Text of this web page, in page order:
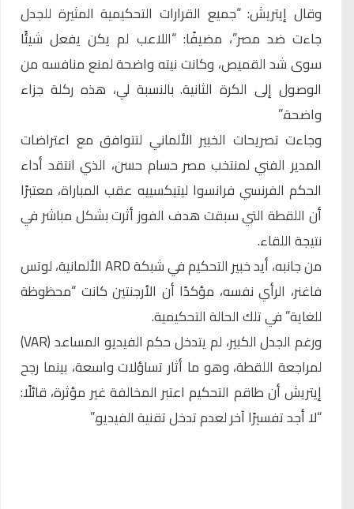
وقال إيتريش: “جميع القرارات التحكيمية المثيرة للجدل
جاءت ضد مصر”، مضيفًا: “اللاعب لم يكن يفعل شيئًا
سوى شد القميص، وكانت نيته واضحة لمنع منافسه من
الوصول إلى الكرة الثانية. بالنسبة لي، هذه ركلة جزاء
واضحة.”
وجاءت تصريحات الخبير الألماني لتتوافق مع اعتراضات
المدير الفني لمنتخب مصر حسام حسن، الذي انتقد أداء
الحكم الفرنسي فرانسوا ليتيكسييه عقب المباراة، معتبرًا
أن اللقطة التي سبقت هدف الفوز أثرت بشكل مباشر في
نتيجة اللقاء.
من جانبه، أيد خبير التحكيم في شبكة ARD الألمانية، لوتس
فاغنر، الرأي نفسه، مؤكدًا أن الأرجنتين كانت “محظوظة
للغاية” في تلك الحالة التحكيمية.
ورغم الجدل الكبير، لم يتدخل حكم الفيديو المساعد (VAR)
لمراجعة اللقطة، وهو ما أثار تساؤلات واسعة، بينما رجح
إيتريش أن طاقم التحكيم اعتبر المخالفة غير مؤثرة، قائلًا:
“لا أجد تفسيرًا آخر لعدم تدخل تقنية الفيديو.”